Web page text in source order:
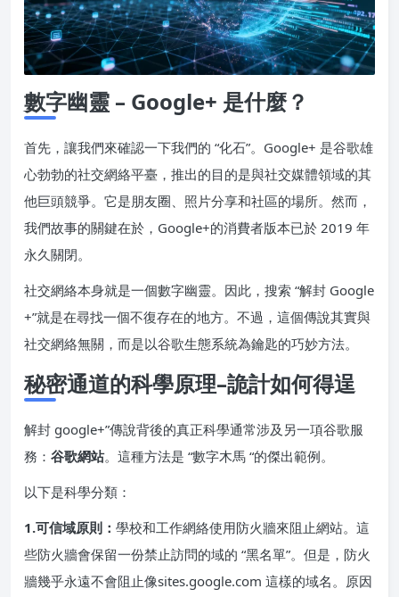
數字幽靈 – Google+ 是什麼？
首先，讓我們來確認一下我們的 “化石”。Google+ 是谷歌雄
心勃勃的社交網絡平臺，推出的目的是與社交媒體領域的其
他巨頭競爭。它是朋友圈、照片分享和社區的場所。然而，
我們故事的關鍵在於，Google+的消費者版本已於 2019 年
永久關閉。
社交網絡本身就是一個數字幽靈。因此，搜索 “解封 Google
+”就是在尋找一個不復存在的地方。不過，這個傳說其實與
社交網絡無關，而是以谷歌生態系統為鑰匙的巧妙方法。
秘密通道的科學原理–詭計如何得逞
解封 google+”傳說背後的真正科學通常涉及另一項谷歌服
務： 谷歌網站。這種方法是 “數字木馬 “的傑出範例。
以下是科學分類：
1.可信域原則： 學校和工作網絡使用防火牆來阻止網站。這
些防火牆會保留一份禁止訪問的域的 “黑名單”。但是，防火
牆幾乎永遠不會阻止像sites.google.com 這樣的域名。原因